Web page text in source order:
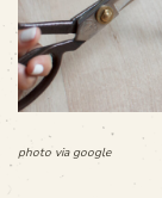
photo via google